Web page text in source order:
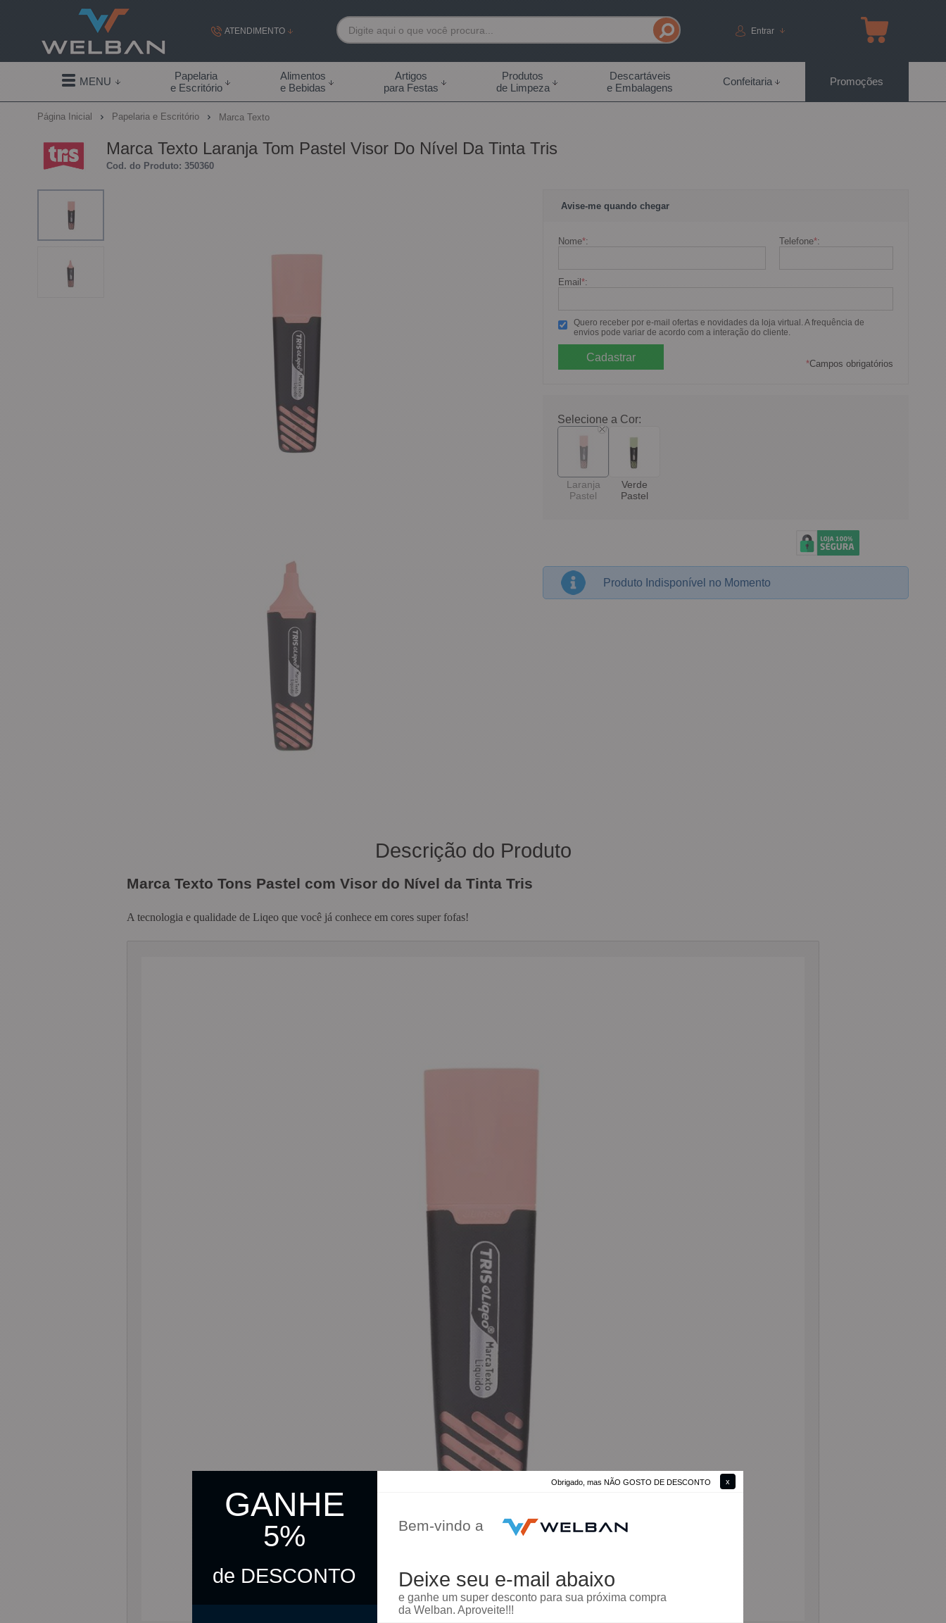
Obrigado, mas NÃO GOSTO DE DESCONTO
GANHE
5%
de DESCONTO
Bem-vindo a
Deixe seu e-mail abaixo
e ganhe um super desconto para sua próxima compra
da Welban. Aproveite!!!
ATENDIMENTO
(19) 99855-7892
(19) 99855-7892
contato@welban.com.br
Segunda à sexta - 08:30h às 18:00h Sábados -
09:00h às 14:00h
Entrar
MENU
Papelaria
e Escritório
Alimentos
e Bebidas
Artigos
para Festas
Produtos
de Limpeza
Descartáveis
e Embalagens
Confeitaria Promoções
Página Inicial Papelaria e Escritório Marca Texto
Marca Texto Laranja Tom Pastel Visor Do Nível Da Tinta Tris
Cod. do Produto: 350360
Avise-me quando chegar
Nome*: Telefone*:
Email*:
Quero receber por e-mail ofertas e novidades da loja virtual. A frequência de
envios pode variar de acordo com a interação do cliente.
*Campos obrigatórios
Selecione a Cor:
Laranja
Pastel
Verde
Pastel
Produto Indisponível no Momento
Descrição do Produto
Marca Texto Tons Pastel com Visor do Nível da Tinta Tris
A tecnologia e qualidade de Liqeo que você já conhece em cores super fofas!